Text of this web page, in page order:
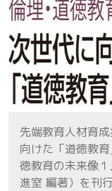
先端教育人材育
向けた「道徳教
徳教育の未来像
進室 編著）を刊